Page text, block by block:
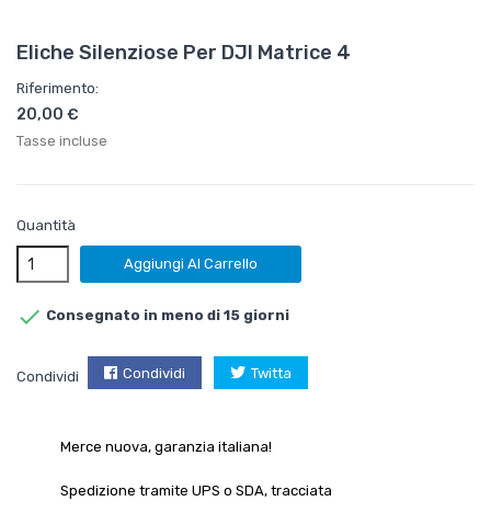
Eliche Silenziose Per DJI Matrice 4
Riferimento:
20,00 €
Tasse incluse
Quantità
Aggiungi Al Carrello
 Consegnato in meno di 15 giorni
Condividi Condividi Twitta
Merce nuova, garanzia italiana!
Spedizione tramite UPS o SDA, tracciata